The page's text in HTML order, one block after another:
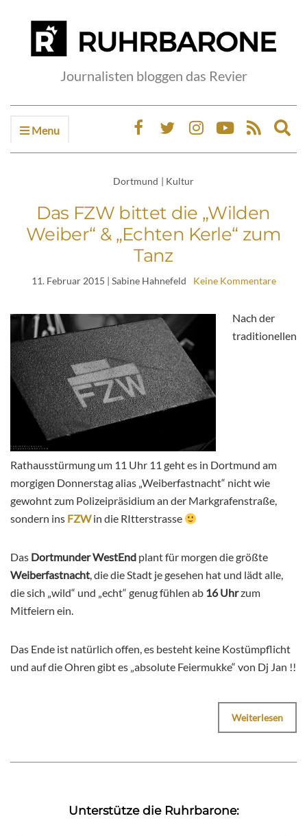
Journalisten bloggen das Revier
Menu
Dortmund | Kultur
Das FZW bittet die „Wilden
Weiber“ & „Echten Kerle“ zum
Tanz
11. Februar 2015 | Sabine Hahnefeld Keine Kommentare
Nach der
traditionellen
Rathausstürmung um 11 Uhr 11 geht es in Dortmund am
morgigen Donnerstag alias „Weiberfastnacht“ nicht wie
gewohnt zum Polizeipräsidium an der Markgrafenstraße,
sondern ins FZWin die RItterstrasse
Das Dortmunder WestEnd plant für morgen die größte
Weiberfastnacht, die die Stadt je gesehen hat und lädt alle,
die sich „wild“ und „echt“ genug fühlen ab 16 Uhrzum
Mitfeiern ein.
Das Ende ist natürlich offen, es besteht keine Kostümpflicht
und auf die Ohren gibt es „absolute Feiermukke“ von Dj Jan !!
Weiterlesen
Unterstütze die Ruhrbarone: